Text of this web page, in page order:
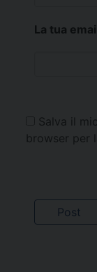
La tua
Salva il
browser per